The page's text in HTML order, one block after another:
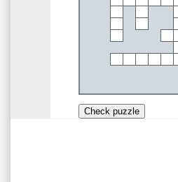
Check puzzle